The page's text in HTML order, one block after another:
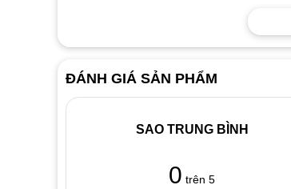
Chiều rộng x chiều dài x chiều cao: 139
Trọng lượng : 312 g
Chiều rộng x Chiều dài x Chiều cao: 60
Trọng lượng: 53 gr
ĐÁNH GIÁ SẢN PHẨM
SAO TRUNG BÌNH
0 trên 5